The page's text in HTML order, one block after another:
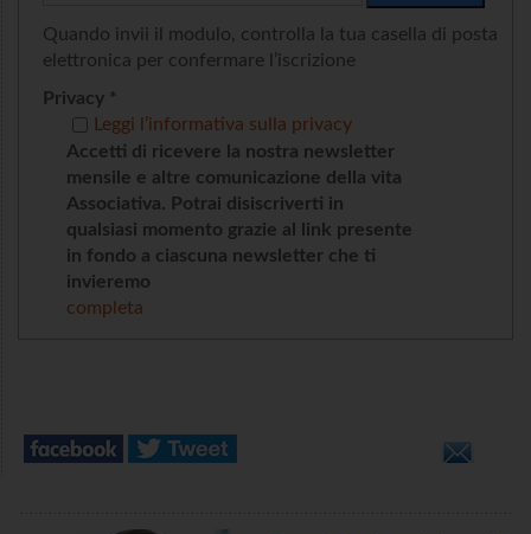
Quando invii il modulo, controlla la tua casella di posta
elettronica per confermare l’iscrizione
Privacy *
Accetti di ricevere la nostra newsletter
mensile e altre comunicazione della vita
Associativa. Potrai disiscriverti in
qualsiasi momento grazie al link presente
in fondo a ciascuna newsletter che ti
invieremo
Leggi l’informativa sulla privacy
completa